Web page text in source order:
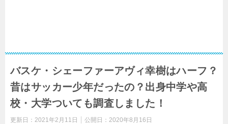
バスケ・シェーファーアヴィ幸樹はハーフ？
昔はサッカー少年だったの？出身中学や高
校・大学ついても調査しました！
更新日： 2021年2月11日 公開日： 2020年8月16日